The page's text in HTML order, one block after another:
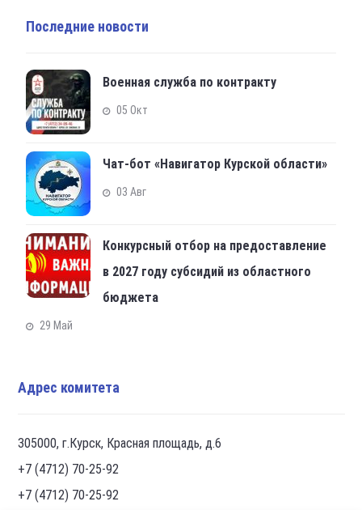
Последние новости
Военная служба по контракту
05 Окт
Чат-бот «Навигатор Курской области»
03 Авг
Конкурсный отбор на предоставление
в 2027 году субсидий из областного
бюджета
29 Май
Адрес комитета
305000, г.Курск, Красная площадь, д.6
+7 (4712) 70-25-92
+7 (4712) 70-25-92